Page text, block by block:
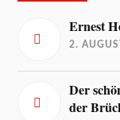
Ernest
2.
Der
der